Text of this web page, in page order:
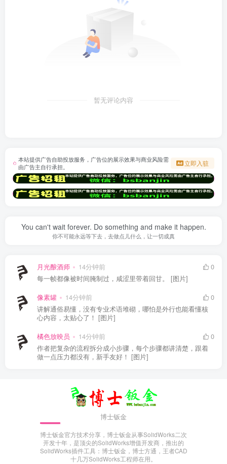
暂无评论内容
本站提供广告自助投放服务，广告位的展示效果与商业风险需
由广告主自行承担。
立即入驻
You can't wait forever. Do something and make it happen.
你不可能永远等下去，去做点儿什么，让一切成真
月光酿酒师 14分钟前
0
每一帧都像被时间腌制过，咸涩里带着回甘。 [图片]
像素罐 14分钟前
0
讲解通俗易懂，没有专业术语堆砌，哪怕是外行也能看懂核
心内容，太贴心了！ [图片]
橘色放映员 14分钟前
0
作者把复杂的流程拆分成小步骤，每个步骤都讲清楚，跟着
做一点压力都没有，新手友好！ [图片]
博士钣金
博士钣金官方技术分享，博士钣金从事SolidWorks二次
开发十年，是顶尖的SolidWorks增值开发商，推出的
SolidWorks插件工具：博士钣金，博士方通，王者CAD
十几万SolidWorks工程师在用。